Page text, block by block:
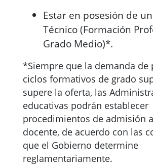
Estar en posesión de
Técnico (Formación
Grado Medio)*.
*Siempre que la demanda de
ciclos formativos de grado
supere la oferta, las
educativas podrán establecer
procedimientos de admisión
docente, de acuerdo con las
que el Gobierno determine
reglamentariamente.